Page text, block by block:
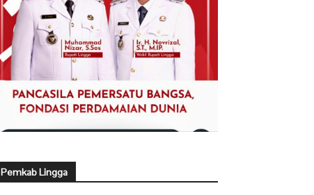
Pemkab Lingga